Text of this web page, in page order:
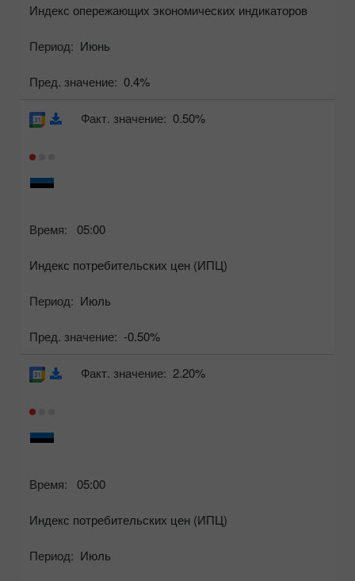
Индекс опережающих экономических индикаторов
Период: Июнь
Пред. значение: 0.4%
Время: 05:00
Индекс потребительских цен (ИПЦ)
Период: Июль
Пред. значение: -0.50%
Факт. значение: 0.50%
Время: 05:00
Индекс потребительских цен (ИПЦ)
Период: Июль
Факт. значение: 2.20%